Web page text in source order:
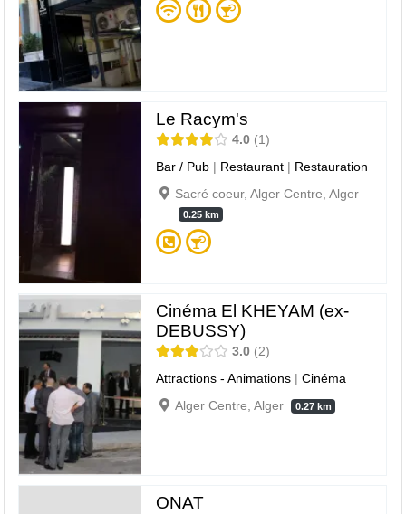
Le Racym's
4.0
1
Bar / Pub | Restaurant | Restauration
Sacré coeur, Alger Centre, Alger
0.25 km
Cinéma El KHEYAM (ex-
DEBUSSY)
3.0
2
Attractions - Animations |Cinéma
Alger Centre, Alger
0.27 km
ONAT